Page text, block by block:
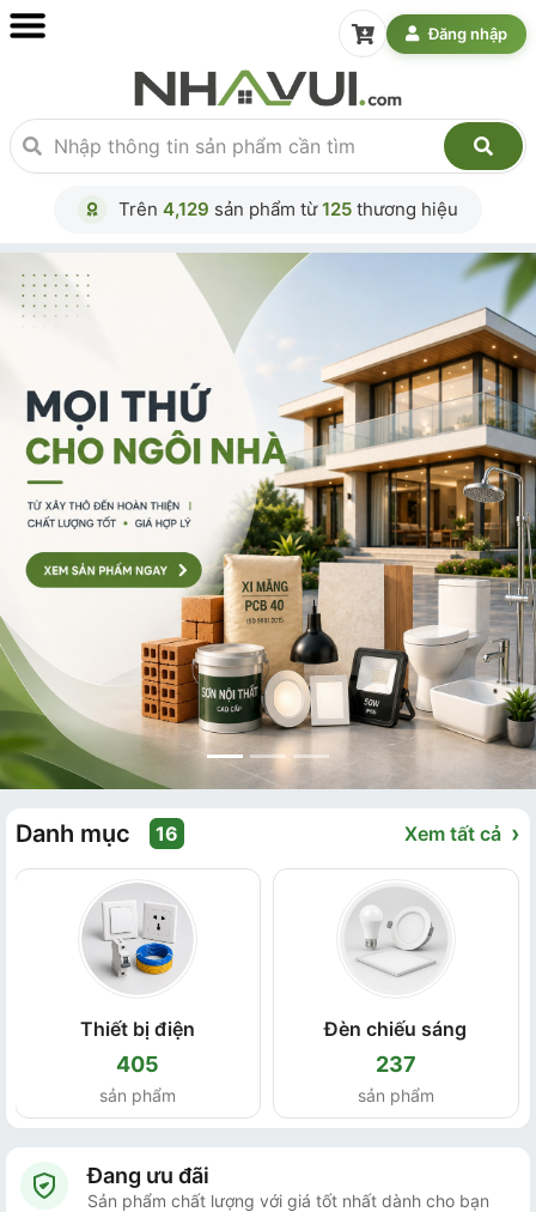
Đăng nhập
Trên 4,129 sản phẩm từ125 thương hiệu
Danh mục 16 Xem tất cả ›
Thiết bị điện
405
sản phẩm
Đèn chiếu sáng
237
sản phẩm
Đang ưu đãi
Sản phẩm chất lượng với giá tốt nhất dành cho bạn